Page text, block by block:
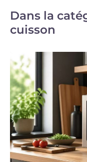
Dans la
cuisson